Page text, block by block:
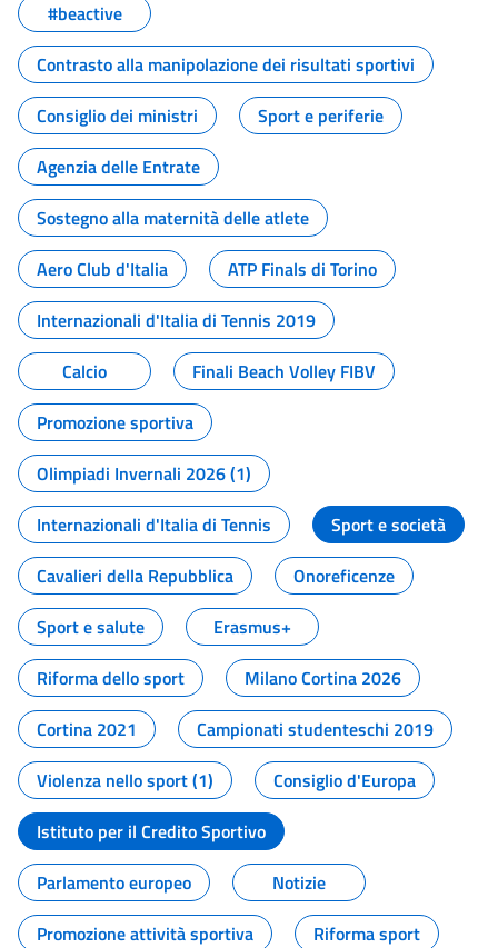
#beactive
Contrasto alla manipolazione dei risultati sportivi
Consiglio dei ministri
Sport e periferie
Agenzia delle Entrate
Sostegno alla maternità delle atlete
Aero Club d'Italia
ATP Finals di Torino
Internazionali d'Italia di Tennis 2019
Calcio
Finali Beach Volley FIBV
Promozione sportiva
Olimpiadi Invernali 2026 (1)
Internazionali d'Italia di Tennis
Sport e società
Cavalieri della Repubblica
Onoreficenze
Sport e salute
Erasmus+
Riforma dello sport
Milano Cortina 2026
Cortina 2021
Campionati studenteschi 2019
Violenza nello sport (1)
Consiglio d'Europa
Istituto per il Credito Sportivo
Parlamento europeo
Notizie
Promozione attività sportiva
Riforma sport